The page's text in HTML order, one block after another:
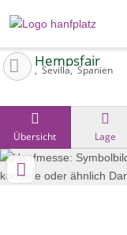
Hempsfair
Sevilla Spanien
Übersicht Lage